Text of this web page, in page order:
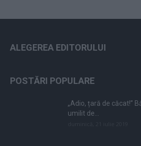
ALEGEREA EDITORULUI
POSTĂRI POPULARE
„Adio, țară de căcat!”
umilit de...